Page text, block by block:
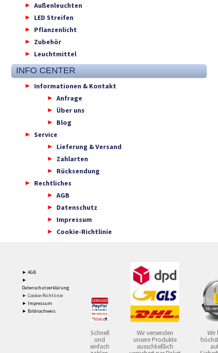
Außenleuchten
LED Streifen
Pflanzenlicht
Zubehör
Leuchtmittel
INFO CENTER
Informationen & Kontakt
Anfrage
Über uns
Blog
Service
Lieferung & Versand
Zahlarten
Rücksendung
Rechtliches
AGB
Datenschutz
Impressum
Cookie-Richtlinie
► AGB
►
Datenschutzerklärung
► Cookie-Richtlinie
► Impressum
► Bildnachweis
Schnell
und
einfach
Wir versenden
unsere Produkte
ausschließlich
Wir